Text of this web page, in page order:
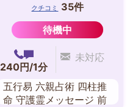
クチコミ
35件
待機中
240円/1分
未対応
五行易 六親占術 四柱推
命 守護霊メッセージ 前